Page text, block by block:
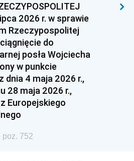
2026 r. w sprawie
Rzeczypospolitej
do
posła Wojciecha
w punkcie
dnia 4 maja 2026 r.,
28 maja 2026 r.,
Europejskiego
poz. 752